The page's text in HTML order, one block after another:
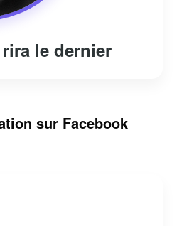
le dernier
sur Facebook